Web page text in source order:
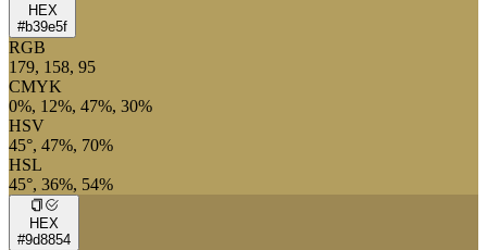
HEX
#b39e5f
RGB
179, 158, 95
CMYK
0%, 12%, 47%, 30%
HSV
45°, 47%, 70%
HSL
45°, 36%, 54%
HEX
#9d8854